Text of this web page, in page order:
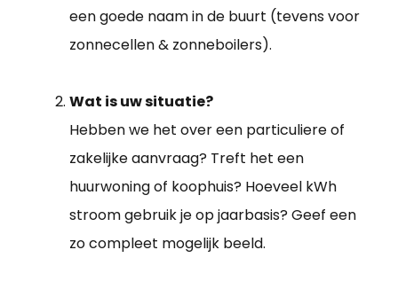
een goede naam in de buurt (tevens voor
zonnecellen & zonneboilers).
Wat is uw situatie?
Hebben we het over een particuliere of
zakelijke aanvraag? Treft het een
huurwoning of koophuis? Hoeveel kWh
stroom gebruik je op jaarbasis? Geef een
zo compleet mogelijk beeld.